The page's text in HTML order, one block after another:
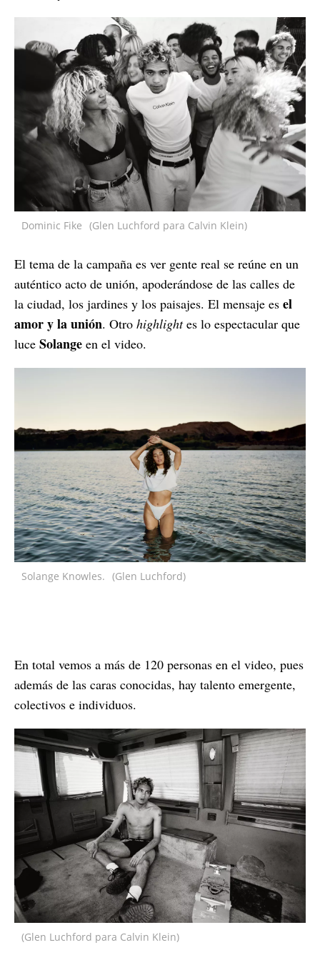
Dominic Fike (Glen Luchford para Calvin Klein)
El tema de la campaña es ver gente real se reúne en un
auténtico acto de unión, apoderándose de las calles de
la ciudad, los jardines y los paisajes. El mensaje es el
amor y la unión. Otro highlightes lo espectacular que
luce Solange en el video.
Solange Knowles. (Glen Luchford)
En total vemos a más de 120 personas en el video, pues
además de las caras conocidas, hay talento emergente,
colectivos e individuos.
(Glen Luchford para Calvin Klein)